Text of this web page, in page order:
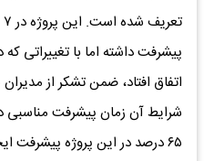
پیشرفت داشته اما با تغییراتی
اتفاق افتاد، ضمن تشکر از
شرایط آن زمان پیشرفت مناسبی
۶۵ درصد در این پروژه پیشرفت